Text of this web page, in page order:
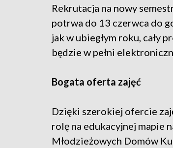
Rekrutacja na nowy
potrwa do 13 czerwca do
jak w ubiegłym roku, cały
będzie w pełni
Bogata oferta zajęć
Dzięki szerokiej ofercie
rolę na edukacyjnej mapie
Młodzieżowych Domów